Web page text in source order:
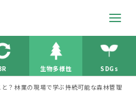
生物多様性 SDGs
？林業の現場で学ぶ持続可能な森林管理